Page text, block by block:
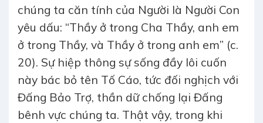
chúng ta căn tính của Người là Người Con
yêu dấu: “Thầy ở trong Cha Thầy, anh em
ở trong Thầy, và Thầy ở trong anh em” (c.
20). Sự hiệp thông sự sống đầy lôi cuốn
này bác bỏ tên Tố Cáo, tức đối nghịch với
Đấng Bảo Trợ, thần dữ chống lại Đấng
bênh vực chúng ta. Thật vậy, trong khi